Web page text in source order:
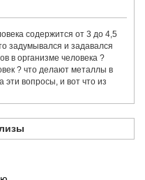
содержится от 3 до 4,5
задумывался и задавался
в организме человека ?
? что делают металлы в
вопросы, и вот что из